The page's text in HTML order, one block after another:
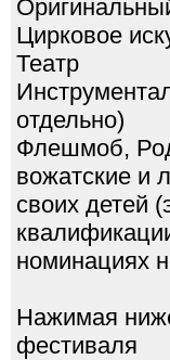
Цирковое
Театр
отдельно)
Флешмоб,
вожатские и
своих детей
номинациях
Нажимая
фестиваля